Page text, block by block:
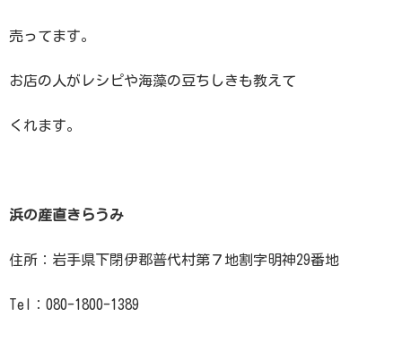
売ってます。
お店の人がレシピや海藻の豆ちしきも教えて
くれます。
浜の産直きらうみ
住所：岩手県下閉伊郡普代村第７地割字明神29番地
Tel：080-1800-1389